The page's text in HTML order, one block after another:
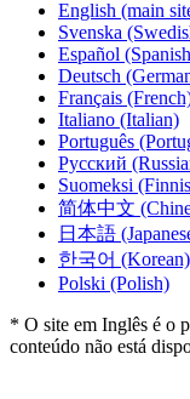
English (main
Svenska
Español
Deutsch
Français
Italiano (Italian)
Português
Русский
Suomeksi
简体中文
日本語
한국어 (Korean)
Polski (Polish)
* O site em Inglês é o
conteúdo não está